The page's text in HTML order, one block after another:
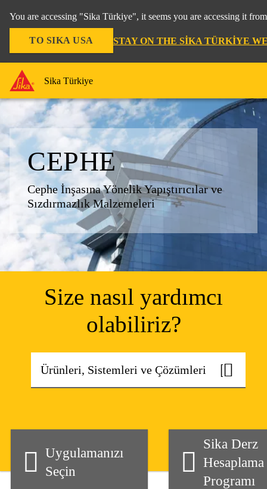
You are accessing "Sika Türkiye", it seems you are accessing it
TO SIKA USA STAY ON THE SIKA TÜRKIYE
Sika Türkiye
CEPHE
Cephe İnşasına Yönelik Yapıştırıcılar ve
Sızdırmazlık Malzemeleri
Size nasıl yardımcı
olabiliriz?
Uygulamanızı
Seçin
Sika Derz
Hesaplama
Programı